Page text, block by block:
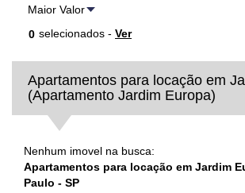
0 selecionados - Ver
Apartamentos para locação em
(Apartamento Jardim Europa)
Nenhum imovel na busca:
Apartamentos para locação em Jardim
Paulo - SP